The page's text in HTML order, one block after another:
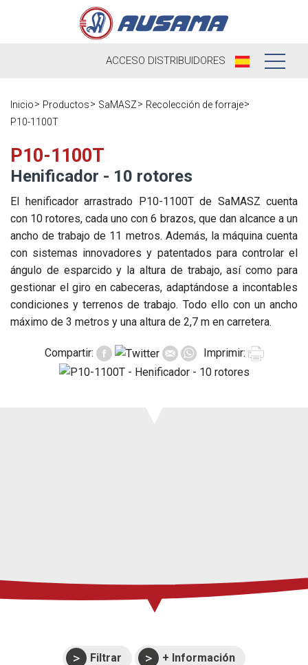
ACCESO DISTRIBUIDORES
Nosotros
Marcas que
trabajamos
Encuesta de
satisfacción
Postventa
Registra tu
máquina
Recambios
Manuales y
Actualidad
Blog
Eventos
Contacto
Inicio Productos SaMASZ
Recolección de forraje
P10-1100T
P10-1100T
Henificador - 10 rotores
El henificador arrastrado P10-1100T de SaMASZ cuenta
con 10 rotores, cada uno con 6 brazos, que dan alcance a un
ancho de trabajo de 11 metros. Además, la máquina cuenta
con sistemas innovadores y patentados para controlar el
ángulo de esparcido y la altura de trabajo, así como para
gestionar el giro en cabeceras, adaptándose a incontables
condiciones y terrenos de trabajo. Todo ello con un ancho
máximo de 3 metros y una altura de 2,7 m en carretera.
Compartir: Imprimir:
Filtrar + Información